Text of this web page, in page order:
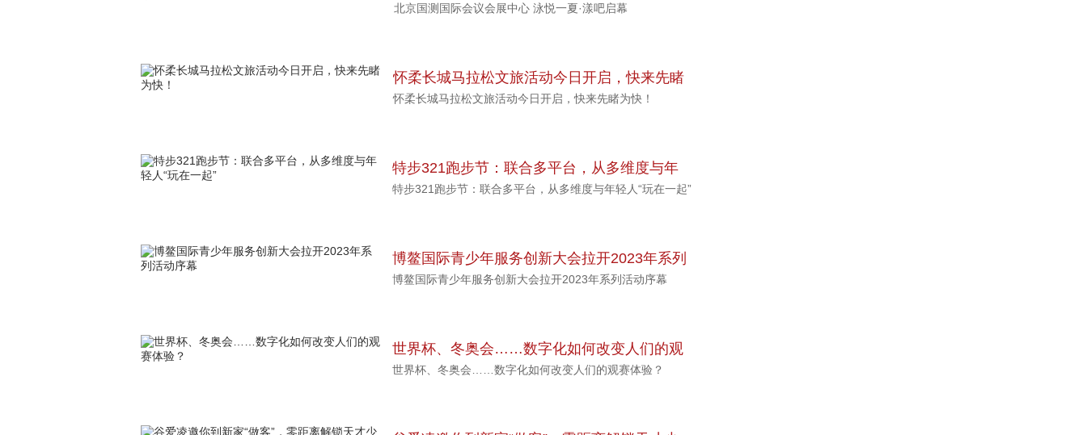
幕
北京国测国际会议会展中心 泳悦一夏·漾吧启幕
怀柔长城马拉松文旅活动今日开启，快来先睹
为快！
怀柔长城马拉松文旅活动今日开启，快来先睹为快！
特步321跑步节：联合多平台，从多维度与年
轻人“玩在一起”
特步321跑步节：联合多平台，从多维度与年轻人“玩在一起”
博鳌国际青少年服务创新大会拉开2023年系列
活动序幕
博鳌国际青少年服务创新大会拉开2023年系列活动序幕
世界杯、冬奥会……数字化如何改变人们的观
赛体验？
世界杯、冬奥会……数字化如何改变人们的观赛体验？